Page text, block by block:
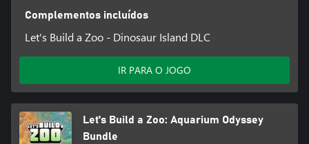
Complementos incluídos
Let's Build a Zoo - Dinosaur Island DLC
IR PARA O JOGO
Let's Build a Zoo: Aquarium Odyssey
Bundle